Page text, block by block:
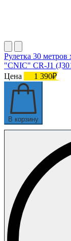
Рулетка 30 метров
"CNIC" CR-J1
Цена
1 390₽
В корзину